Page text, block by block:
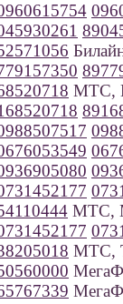
МТС,
МТС,
МТС,